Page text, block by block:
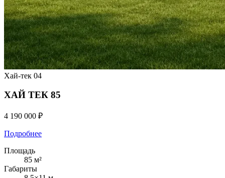
Хай-тек 04
ХАЙ ТЕК 85
4 190 000 ₽
Подробнее
Площадь
85 м²
Габариты